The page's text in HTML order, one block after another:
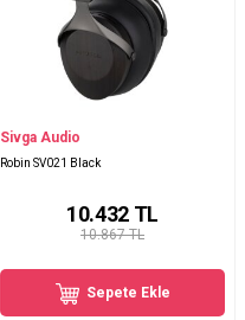
Sivga Audio
Robin SV021 Black
10.867 TL
10.432TL
Sepete Ekle